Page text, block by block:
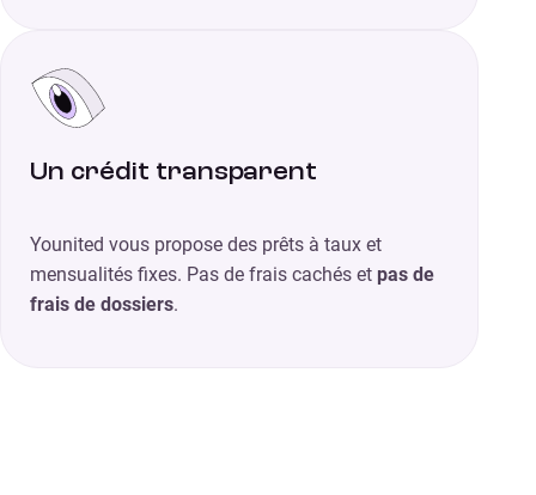
Un crédit transparent
Younited vous propose des prêts à taux et
mensualités fixes. Pas de frais cachés et pas de
frais de dossiers.